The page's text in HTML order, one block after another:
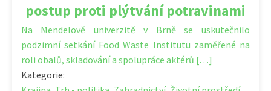
postup proti plýtvání potravinami
Na Mendelově univerzitě v Brně se uskutečnilo
podzimní setkání Food Waste Institutu zaměřené na
roli obalů, skladování a spolupráce aktérů […]
Kategorie: